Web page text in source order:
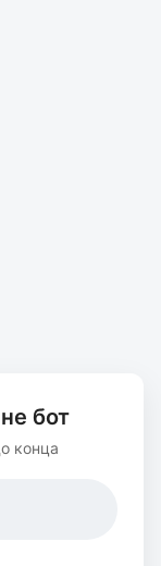
бот
конца